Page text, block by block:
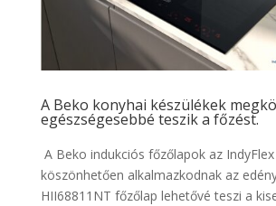
A Beko konyhai készülékek
egészségesebbé teszik a főzést.
A Beko indukciós főzőlapok az
köszönhetően alkalmazkodnak az
HII68811NT főzőlap lehetővé teszi a